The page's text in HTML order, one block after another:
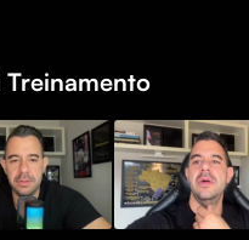
Treinamento